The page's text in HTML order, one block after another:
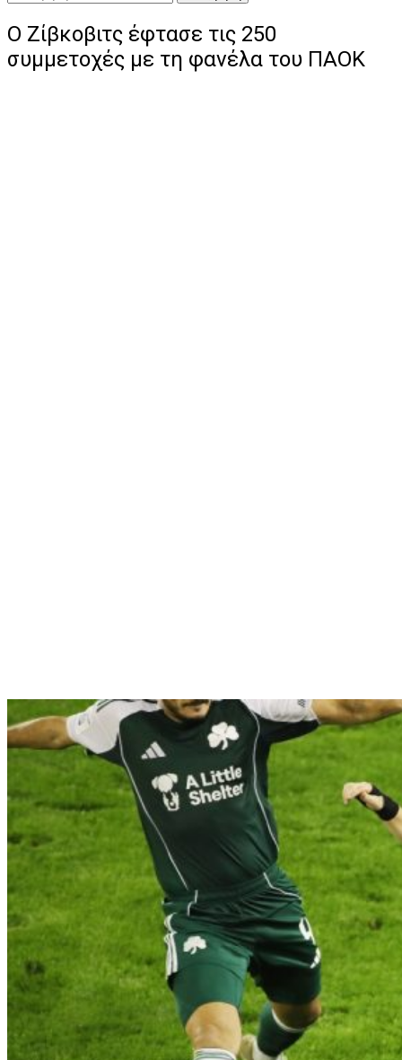
για:
O Ζίβκοβιτς έφτασε τις 250
συμμετοχές με τη φανέλα του ΠΑΟΚ